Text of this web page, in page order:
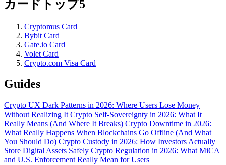
カードトップ5
Cryptomus Card
Bybit Card
Gate.io Card
Volet Card
Crypto.com Visa Card
Guides
Crypto UX Dark Patterns in 2026: Where Users Lose Money
Without Realizing It Crypto Self-Sovereignty in 2026: What It
Really Means (And Where It Breaks) Crypto Downtime in 2026:
What Really Happens When Blockchains Go Offline (And What
You Should Do) Crypto Custody in 2026: How Investors Actually
Store Digital Assets Safely Crypto Regulation in 2026: What MiCA
and U.S. Enforcement Really Mean for Users